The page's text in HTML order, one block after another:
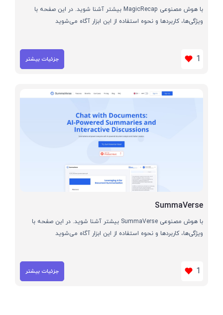
با هوش مصنوعی MagicRecap بیشتر آشنا شوید. در این صفحه با
ویژگی‌ها، کاربردها و نحوه استفاده از این ابزار آگاه می‌شوید
1 جزئیات بیشتر
SummaVerse
با هوش مصنوعی SummaVerse بیشتر آشنا شوید. در این صفحه با
ویژگی‌ها، کاربردها و نحوه استفاده از این ابزار آگاه می‌شوید
1 جزئیات بیشتر